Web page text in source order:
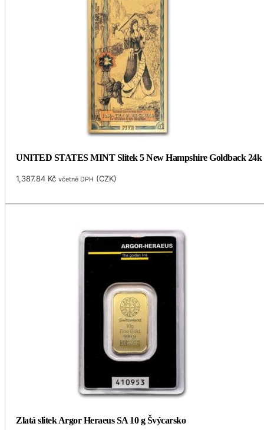
UNITED STATES MINT Slitek 5 New Hampshire Goldback 24k
1,387.84 Kč včetně DPH (CZK)
Zlatá slitek Argor Heraeus SA 10 g Švýcarsko